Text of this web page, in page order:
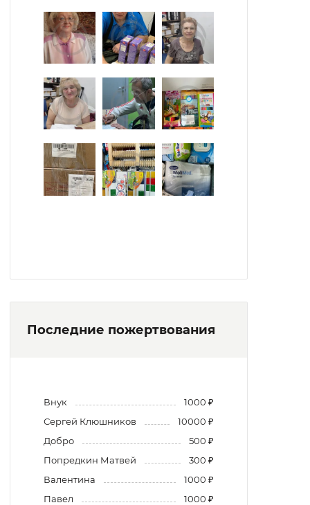
Последние пожертвования
Внук
1000 ₽
Сергей Клюшников
10000 ₽
Добро
500 ₽
Попредкин Матвей
300 ₽
Валентина
1000 ₽
Павел
1000 ₽